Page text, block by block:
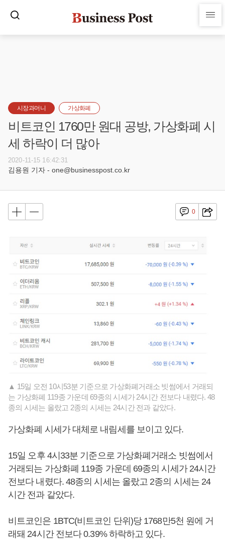
시장과머니 가상화폐
비트코인 1760만 원대 공방, 가상화폐 시
세 하락이 더 많아
2020-11-15 16:42:31
김용원 기자 - one@businesspost.co.kr
0
▲ 15일 오전 10시53분 기준으로 가상화폐거래소 빗썸에서 거래되
는 가상화폐 119종 가운데 69종의 시세가 24시간 전보다 내렸다. 48
종의 시세는 올랐고 2종의 시세는 24시간 전과 같았다.
가상화폐 시세가 대체로 내림세를 보이고 있다.
15일 오후 4시33분 기준으로 가상화폐거래소 빗썸에서
거래되는 가상화폐 119종 가운데 69종의 시세가 24시간
전보다 내렸다. 48종의 시세는 올랐고 2종의 시세는 24
시간 전과 같았다.
비트코인은 1BTC(비트코인 단위)당 1768만5천 원에 거
래돼 24시간 전보다 0.39% 하락하고 있다.